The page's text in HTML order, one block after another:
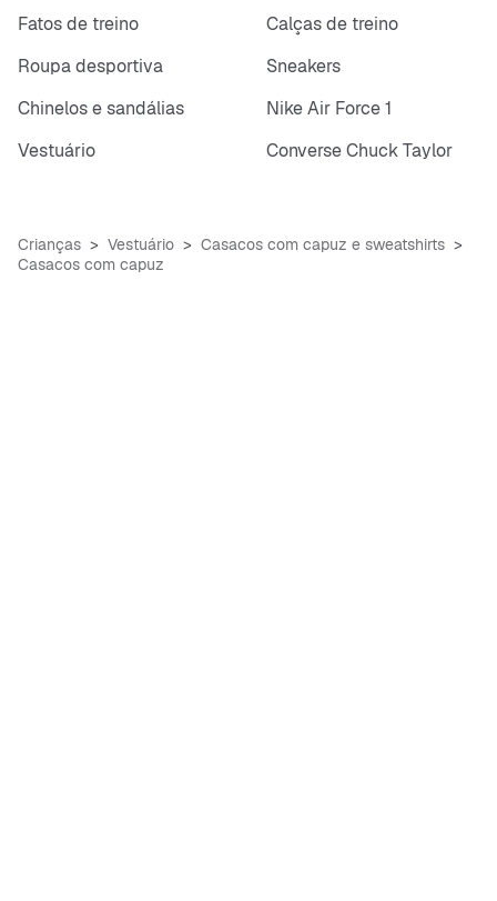
Fatos de treino
Calças de treino
Roupa desportiva
Sneakers
Chinelos e sandálias
Nike Air Force 1
Vestuário
Converse Chuck Taylor
Crianças Vestuário
Casacos com capuz e sweatshirts
Casacos com capuz